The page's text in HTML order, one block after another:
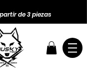
partir de 3 piezas